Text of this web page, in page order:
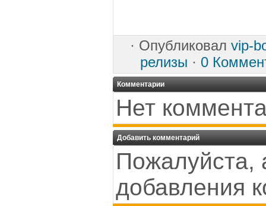
· Опубликовал vip-
релизы · 0
Комментарии
Нет
Добавить комментарий
Пожалуйста,
добавления